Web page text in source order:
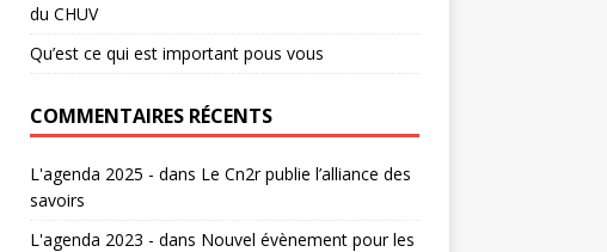
du CHUV
Qu’est ce qui est important pous vous
COMMENTAIRES RÉCENTS
L'agenda 2025 - dans Le Cn2r publie l’alliance des
savoirs
L'agenda 2023 - dans Nouvel évènement pour les